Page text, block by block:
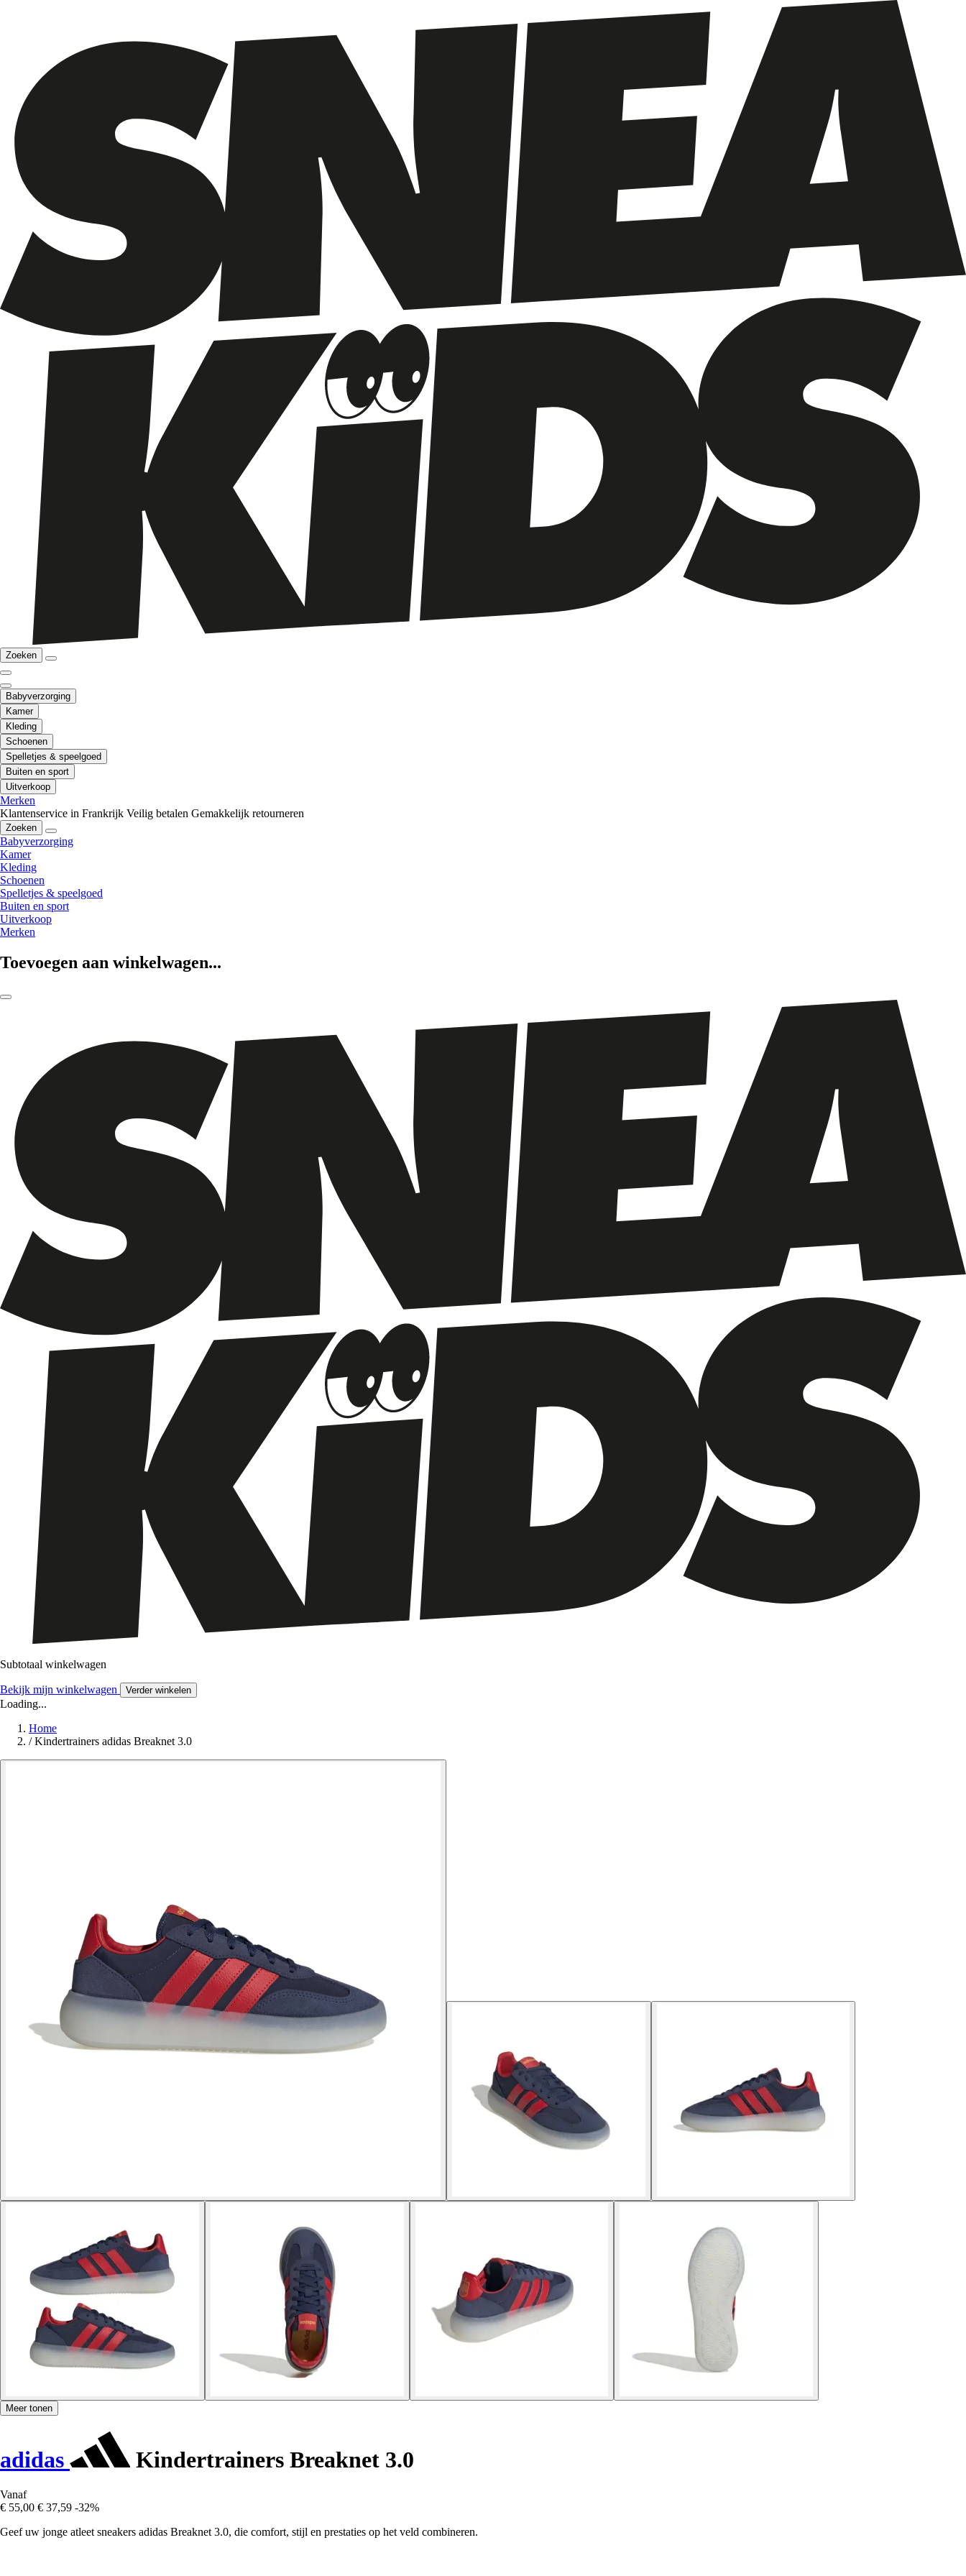
Zoeken
Babyverzorging
Kamer
Kleding
Schoenen
Spelletjes & speelgoed
Buiten en sport
Uitverkoop
Merken
Klantenservice in Frankrijk Veilig betalen Gemakkelijk retourneren
Zoeken
Babyverzorging
Kamer
Kleding
Schoenen
Spelletjes & speelgoed
Buiten en sport
Uitverkoop
Merken
Toevoegen aan winkelwagen...
Subtotaal winkelwagen
Bekijk mijn winkelwagen Verder winkelen
Loading...
Home
/ Kindertrainers adidas Breaknet 3.0
Meer tonen
adidas Kindertrainers Breaknet 3.0
Vanaf
€ 55,00 € 37,59 -32%
Geef uw jonge atleet sneakers adidas Breaknet 3.0, die comfort, stijl en prestaties op het veld combineren.